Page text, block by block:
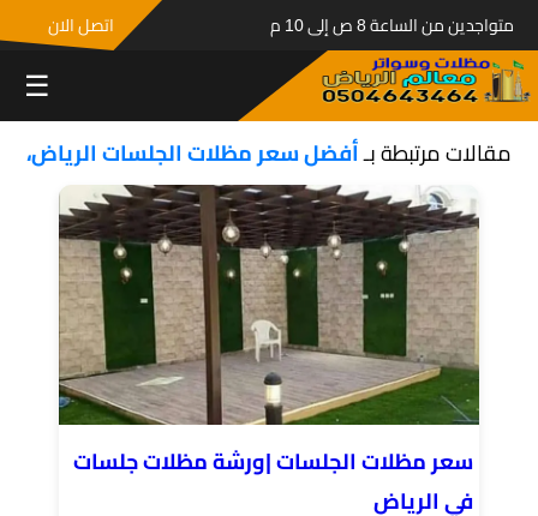
متواجدين من الساعة 8 ص إلى 10 م اتصل الان
☰
مقالات مرتبطة بـأفضل سعر مظلات الجلسات الرياض،
سعر مظلات الجلسات |ورشة مظلات جلسات
في الرياض